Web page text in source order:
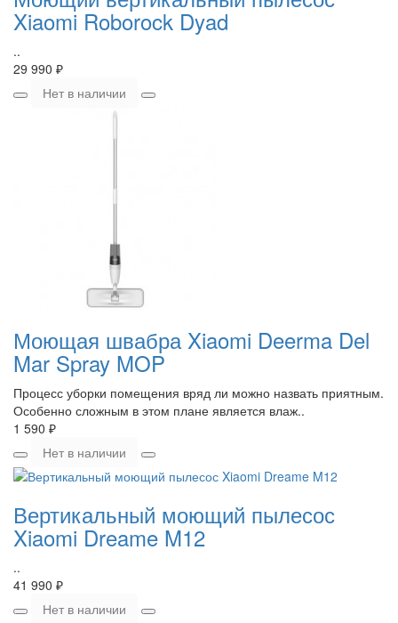
Xiaomi Roborock Dyad
..
29 990 ₽
Нет в наличии
Моющая швабра Xiaomi Deerma Del
Mar Spray MOP
Процесс уборки помещения вряд ли можно назвать приятным.
Особенно сложным в этом плане является влаж..
1 590 ₽
Нет в наличии
Вертикальный моющий пылесос
Xiaomi Dreame M12
..
41 990 ₽
Нет в наличии